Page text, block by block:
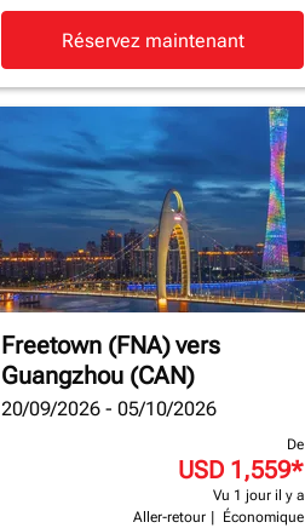
Réservez maintenant
Freetown (FNA)vers
Guangzhou (CAN)
20/09/2026 - 05/10/2026
De
USD 1,559*
Vu 1 jour il y a
Aller-retour
Économique